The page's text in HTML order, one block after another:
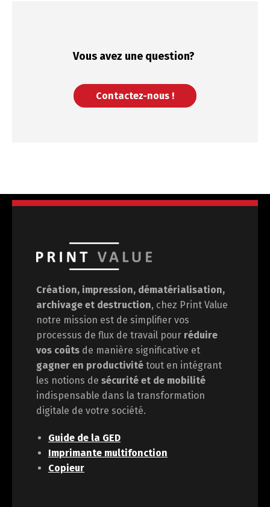
Vous avez une question?
Contactez-nous !
Création, impression, dématérialisation,
archivage et destruction, chez Print Value
notre mission est de simplifier vos
processus de flux de travail pour réduire
vos coûts de manière significative et
gagner en productivité tout en intégrant
les notions de sécurité et de mobilité
indispensable dans la transformation
digitale de votre société.
Guide de la GED
Imprimante multifonction
Copieur